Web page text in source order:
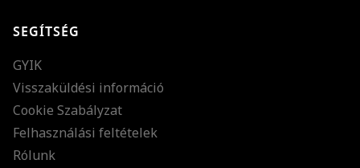
SEGÍTSÉG
GYIK
Visszaküldési információ
Cookie Szabályzat
Felhasználási feltételek
Rólunk